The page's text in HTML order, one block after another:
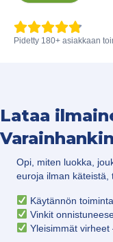
Pidetty 180+ asiakkaan
Lataa
Opi, miten luokka,
euroja ilman käteistä,
Käytännön
Vinkit
Yleisimmät